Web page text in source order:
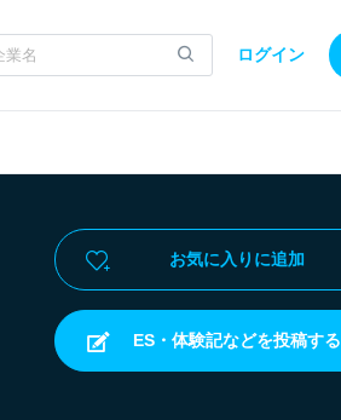
ログイン
お気に入りに追加
ES・体験記などを投稿する